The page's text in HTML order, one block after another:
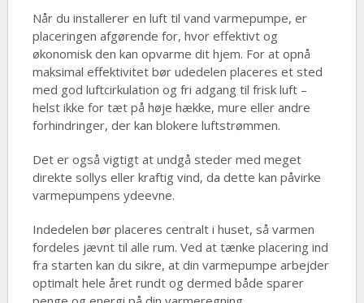
Når du installerer en luft til vand varmepumpe, er
placeringen afgørende for, hvor effektivt og
økonomisk den kan opvarme dit hjem. For at opnå
maksimal effektivitet bør udedelen placeres et sted
med god luftcirkulation og fri adgang til frisk luft –
helst ikke for tæt på høje hække, mure eller andre
forhindringer, der kan blokere luftstrømmen.
Det er også vigtigt at undgå steder med meget
direkte sollys eller kraftig vind, da dette kan påvirke
varmepumpens ydeevne.
Indedelen bør placeres centralt i huset, så varmen
fordeles jævnt til alle rum. Ved at tænke placering ind
fra starten kan du sikre, at din varmepumpe arbejder
optimalt hele året rundt og dermed både sparer